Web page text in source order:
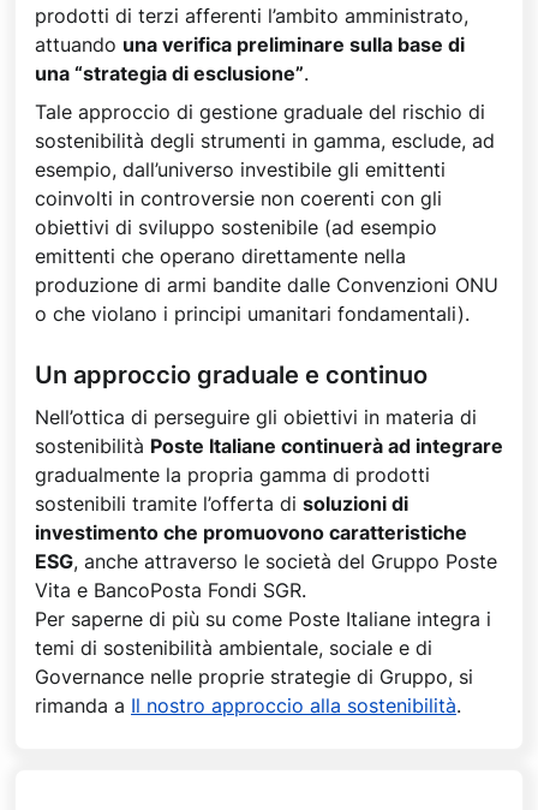
prodotti di terzi afferenti l’ambito amministrato,
attuando una verifica preliminare sulla base di
una “strategia di esclusione”.
Tale approccio di gestione graduale del rischio di
sostenibilità degli strumenti in gamma, esclude, ad
esempio, dall’universo investibile gli emittenti
coinvolti in controversie non coerenti con gli
obiettivi di sviluppo sostenibile (ad esempio
emittenti che operano direttamente nella
produzione di armi bandite dalle Convenzioni ONU
o che violano i principi umanitari fondamentali).
Un approccio graduale e continuo
Nell’ottica di perseguire gli obiettivi in materia di
sostenibilità Poste Italiane continuerà ad integrare
gradualmente la propria gamma di prodotti
sostenibili tramite l’offerta di soluzioni di
investimento che promuovono caratteristiche
ESG, anche attraverso le società del Gruppo Poste
Vita e BancoPosta Fondi SGR.
Per saperne di più su come Poste Italiane integra i
temi di sostenibilità ambientale, sociale e di
Governance nelle proprie strategie di Gruppo, si
rimanda a Il nostro approccio alla sostenibilità.